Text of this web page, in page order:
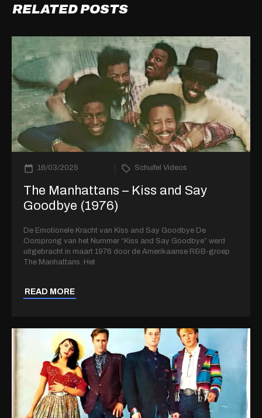
RELATED POSTS
16/03/2025 Schuifel Videos
The Manhattans – Kiss and Say
Goodbye (1976)
De Emotionele Kracht van Kiss and Say Goodbye De
Oorsprong van het Nummer “Kiss and Say Goodbye” werd
uitgebracht in maart 1976 door de Amerikaanse R&B-groep
The Manhattans. Het
READ MORE